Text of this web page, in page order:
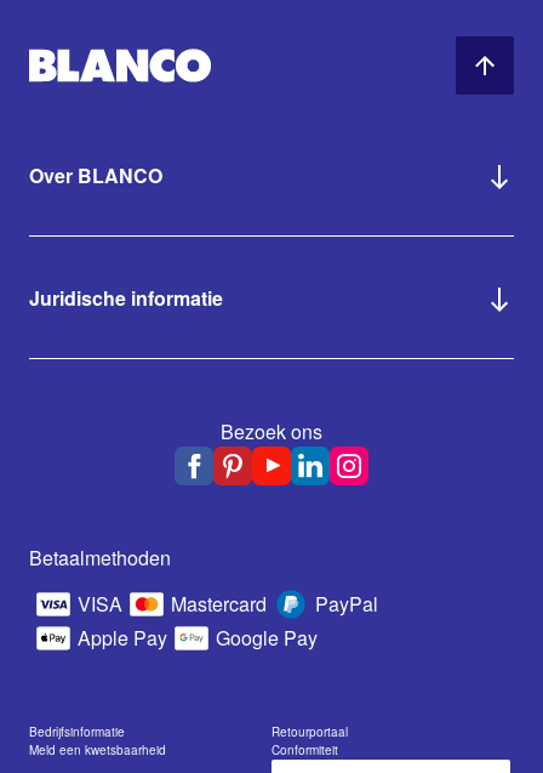
Over BLANCO
Juridische informatie
Bezoek ons
Betaalmethoden
VISA
Mastercard
PayPal
Apple Pay
Google Pay
Bedrijfsinformatie
Retourportaal
Meld een kwetsbaarheid
Conformiteit